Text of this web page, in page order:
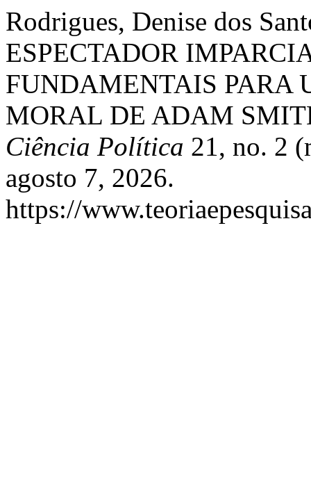
Rodrigues, Denise dos
ESPECTADOR
FUNDAMENTAIS PARA
MORAL DE ADAM
Ciência Política 21, no. 2
agosto 7, 2026.
https://